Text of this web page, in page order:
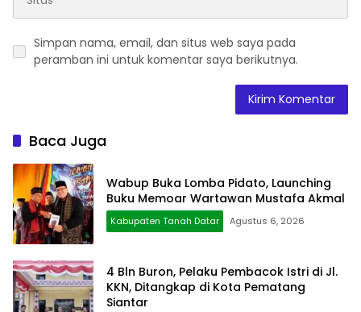
Simpan nama, email, dan situs web saya pada
peramban ini untuk komentar saya berikutnya.
Baca Juga
Wabup Buka Lomba Pidato, Launching
Buku Memoar Wartawan Mustafa Akmal
Kabupaten Tanah Datar Agustus 6, 2026
4 Bln Buron, Pelaku Pembacok Istri di Jl.
KKN, Ditangkap di Kota Pematang
Siantar